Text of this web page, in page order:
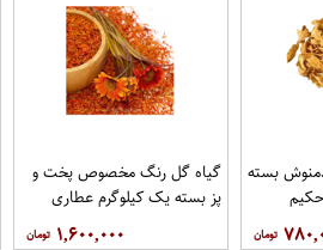
بسته
گیاه گل رنگ مخصوص پخت و
پز بسته یک کیلوگرم عطاری
۱,۶۰۰,۰۰۰